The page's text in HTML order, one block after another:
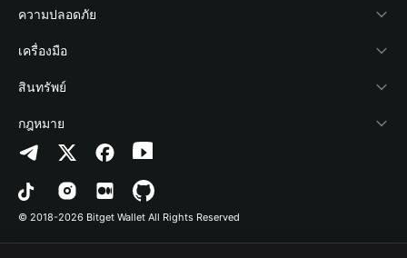
Academy
ข่าวสารด้านคริปโต
ศูนย์ช่วยเหลือ
ติดต่อเรา
ทรัพยากรข้อมูลของแบรนด์
อาชีพ
Stablecoin Earn
Payfi Crypto
Crypto Swap API
Altcoin Season Index
Prediction Markets
DApp
นักพัฒนา
เชื่อมต่อ Wallet
Bitget Wallet Pay
ลิสต์โปรเจกต์
ความปลอดภัย
Protection Fund
เทคโนโลยีความปลอดภัย
เครื่องมือ
ซื้อคริปโต
การตรวจจับการอนุญาต
การตรวจจับสัญญา
การโอนเป็นชุด
สินทรัพย์
Arbitrum
Avalanche
Bitcoin
กฎหมาย
นโยบายความเป็นส่วนตัว
ข้อตกลงในการใช้บริการ
© 2018-2026 Bitget Wallet All Rights Reserved